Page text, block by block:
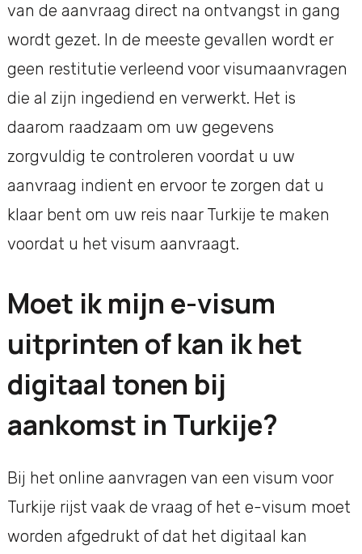
van de aanvraag direct na ontvangst in gang
wordt gezet. In de meeste gevallen wordt er
geen restitutie verleend voor visumaanvragen
die al zijn ingediend en verwerkt. Het is
daarom raadzaam om uw gegevens
zorgvuldig te controleren voordat u uw
aanvraag indient en ervoor te zorgen dat u
klaar bent om uw reis naar Turkije te maken
voordat u het visum aanvraagt.
Moet ik mijn e-visum
uitprinten of kan ik het
digitaal tonen bij
aankomst in Turkije?
Bij het online aanvragen van een visum voor
Turkije rijst vaak de vraag of het e-visum moet
worden afgedrukt of dat het digitaal kan